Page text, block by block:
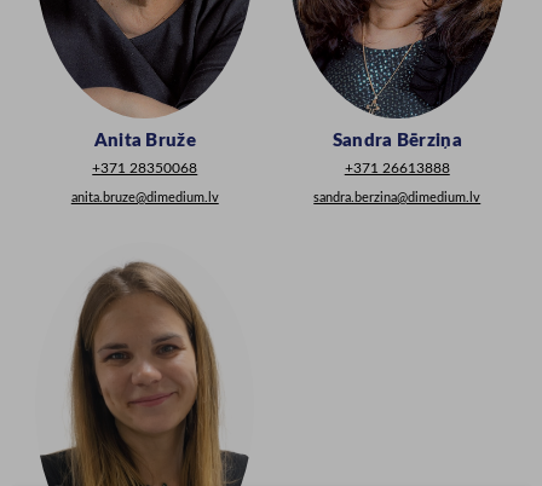
Anita Bruže
+371 28350068
anita.bruze@dimedium.lv
Sandra Bērziņa
+371 26613888
sandra.berzina@dimedium.lv